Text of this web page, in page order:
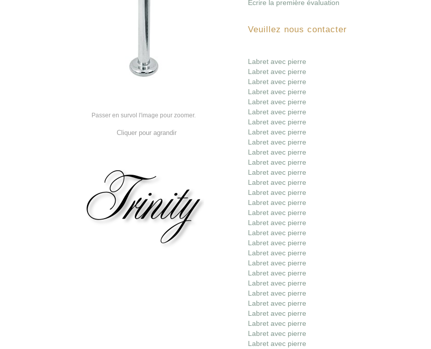
Passer en survol l'image pour zoomer.
Cliquer pour agrandir
Écrire la première évaluation
Veuillez nous contacter
Labret avec pierre
Labret avec pierre
Labret avec pierre
Labret avec pierre
Labret avec pierre
Labret avec pierre
Labret avec pierre
Labret avec pierre
Labret avec pierre
Labret avec pierre
Labret avec pierre
Labret avec pierre
Labret avec pierre
Labret avec pierre
Labret avec pierre
Labret avec pierre
Labret avec pierre
Labret avec pierre
Labret avec pierre
Labret avec pierre
Labret avec pierre
Labret avec pierre
Labret avec pierre
Labret avec pierre
Labret avec pierre
Labret avec pierre
Labret avec pierre
Labret avec pierre
Labret avec pierre